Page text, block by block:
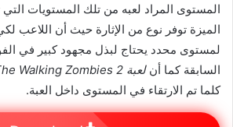
المستوى المراد لعبه من تلك المستويات
الميزة توفر نوع من الإثارة حيث أن اللاعب
لمستوى محدد يحتاج لبذل مجهود كبير في
السابقة كما أنلعبة The Walking Zombies 2 مهكرة
كلما تم الارتقاء في المستوى داخل العبة.